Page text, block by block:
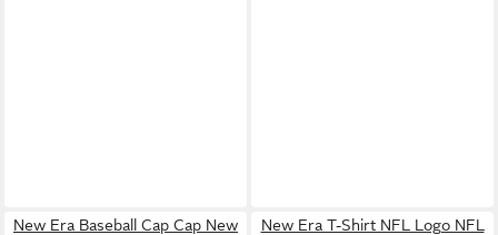
New Era Baseball Cap Cap New
New Era T-Shirt NFL Logo NFL